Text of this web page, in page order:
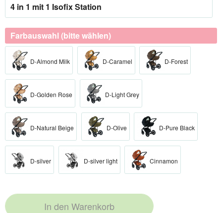
4 in 1 mit 1 Isofix Station
Farbauswahl (bitte wählen)
D-Almond Milk D-Caramel D-Forest
D-Golden Rose D-Light Grey
D-Natural Beige D-Olive D-Pure Black
D-silver D-silver light Cinnamon
In den Warenkorb